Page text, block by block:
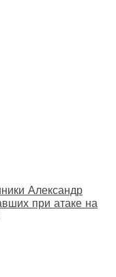
Александр
при атаке на